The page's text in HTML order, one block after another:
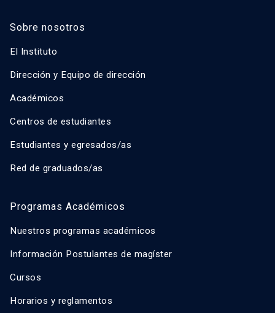
Sobre nosotros
El Instituto
Dirección y Equipo de dirección
Académicos
Centros de estudiantes
Estudiantes y egresados/as
Red de graduados/as
Programas Académicos
Nuestros programas académicos
Información Postulantes de magíster
Cursos
Horarios y reglamentos